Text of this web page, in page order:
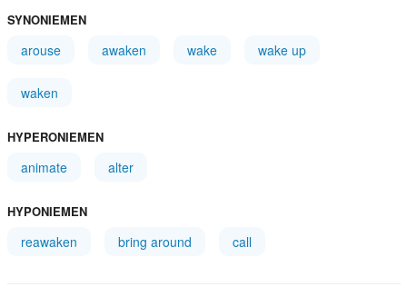
SYNONIEMEN
arouse awaken wake wake up
waken
HYPERONIEMEN
animate alter
HYPONIEMEN
reawaken bring around call